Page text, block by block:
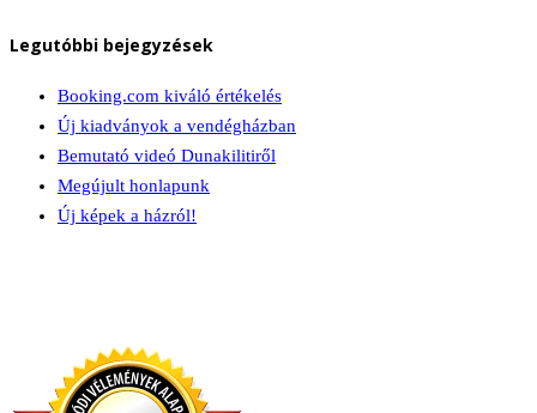
Legutóbbi bejegyzések
Booking.com kiváló értékelés
Új kiadványok a vendégházban
Bemutató videó Dunakilitiről
Megújult honlapunk
Új képek a házról!